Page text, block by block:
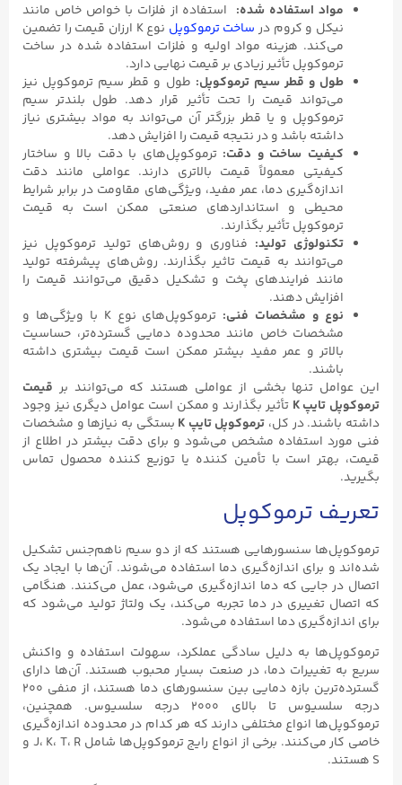
مواد استفاده شده: استفاده از فلزات با خواص خاص مانند
نیکل و کروم در ساخت ترموکوپل
نوع K ارزان قیمت را تضمین
می‌کند. هزینه مواد اولیه و فلزات استفاده شده در ساخت
ترموکوپل تأثیر زیادی بر قیمت نهایی دارد.
طول و قطر سیم ترموکوپل: طول و قطر سیم ترموکوپل نیز
می‌تواند قیمت را تحت تأثیر قرار دهد. طول بلندتر سیم
ترموکوپل و یا قطر بزرگتر آن می‌تواند به مواد بیشتری نیاز
داشته باشد و در نتیجه قیمت را افزایش دهد.
کیفیت ساخت و دقت: ترموکوپل‌های با دقت بالا و ساختار
کیفیتی معمولاً قیمت بالاتری دارند. عواملی مانند دقت
اندازه‌گیری دما، عمر مفید، ویژگی‌های مقاومت در برابر شرایط
محیطی و استانداردهای صنعتی ممکن است به قیمت
ترموکوپل تأثیر بگذارند.
تکنولوژی تولید: فناوری و روش‌های تولید ترموکوپل نیز
می‌توانند به قیمت تاثیر بگذارند. روش‌های پیشرفته تولید
مانند فرایندهای پخت و تشکیل دقیق می‌توانند قیمت را
افزایش دهند.
نوع و مشخصات فنی:
ترموکوپل‌های نوع K با ویژگی‌ها و
مشخصات خاص مانند محدوده دمایی گسترده‌تر، حساسیت
بالاتر و عمر مفید بیشتر ممکن است قیمت بیشتری داشته
باشند.
این عوامل تنها بخشی از عواملی هستند که می‌توانند بر قیمت
ترموکوپل تایپ K تأثیر بگذارند و ممکن است عوامل دیگری نیز وجود
داشته باشند. در کل، ترموکوپل تایپ K
بستگی به نیازها و مشخصات
فنی مورد استفاده مشخص می‌شود و برای دقت بیشتر در اطلاع از
قیمت، بهتر است با تأمین کننده یا توزیع کننده محصول تماس
بگیرید.
تعریف ترموکوپل
ترموکوپل‌ها سنسورهایی هستند که از دو سیم ناهم‌جنس تشکیل
شده‌اند و برای اندازه‌گیری دما استفاده می‌شوند. آن‌ها با ایجاد یک
اتصال در جایی که دما اندازه‌گیری می‌شود، عمل می‌کنند. هنگامی
که اتصال تغییری در دما تجربه می‌کند، یک ولتاژ تولید می‌شود که
برای اندازه‌گیری دما استفاده می‌شود.
ترموکوپل‌ها به دلیل سادگی عملکرد، سهولت استفاده و واکنش
سریع به تغییرات دما، در صنعت بسیار محبوب هستند. آن‌ها دارای
گسترده‌ترین بازه دمایی بین سنسورهای دما هستند، از منفی ۲۰۰
درجه سلسیوس تا بالای ۲۰۰۰ درجه سلسیوس. همچنین،
ترموکوپل‌ها انواع مختلفی دارند که هر کدام در محدوده اندازه‌گیری
خاصی کار می‌کنند. برخی از انواع رایج ترموکوپل‌ها شامل J، K، T، R و
S هستند.